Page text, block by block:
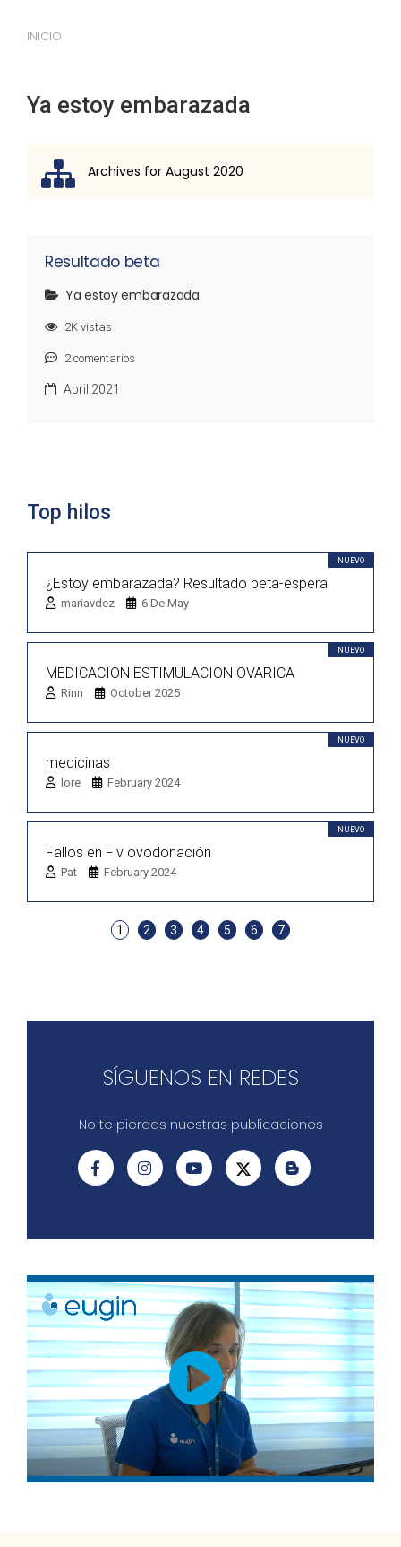
INICIO
Ya estoy embarazada
Archives for August 2020
Resultado beta
Ya estoy embarazada
2K vistas
2comentarios
April 2021
Top hilos
NUEVO
¿Estoy embarazada? Resultado beta-espera
mariavdez 6 De May
NUEVO
MEDICACION ESTIMULACION OVARICA
Rinn October 2025
NUEVO
medicinas
lore February 2024
NUEVO
Fallos en Fiv ovodonación
Pat February 2024
1 2 3 4 5 6 7
SÍGUENOS EN REDES
No te pierdas nuestras publicaciones